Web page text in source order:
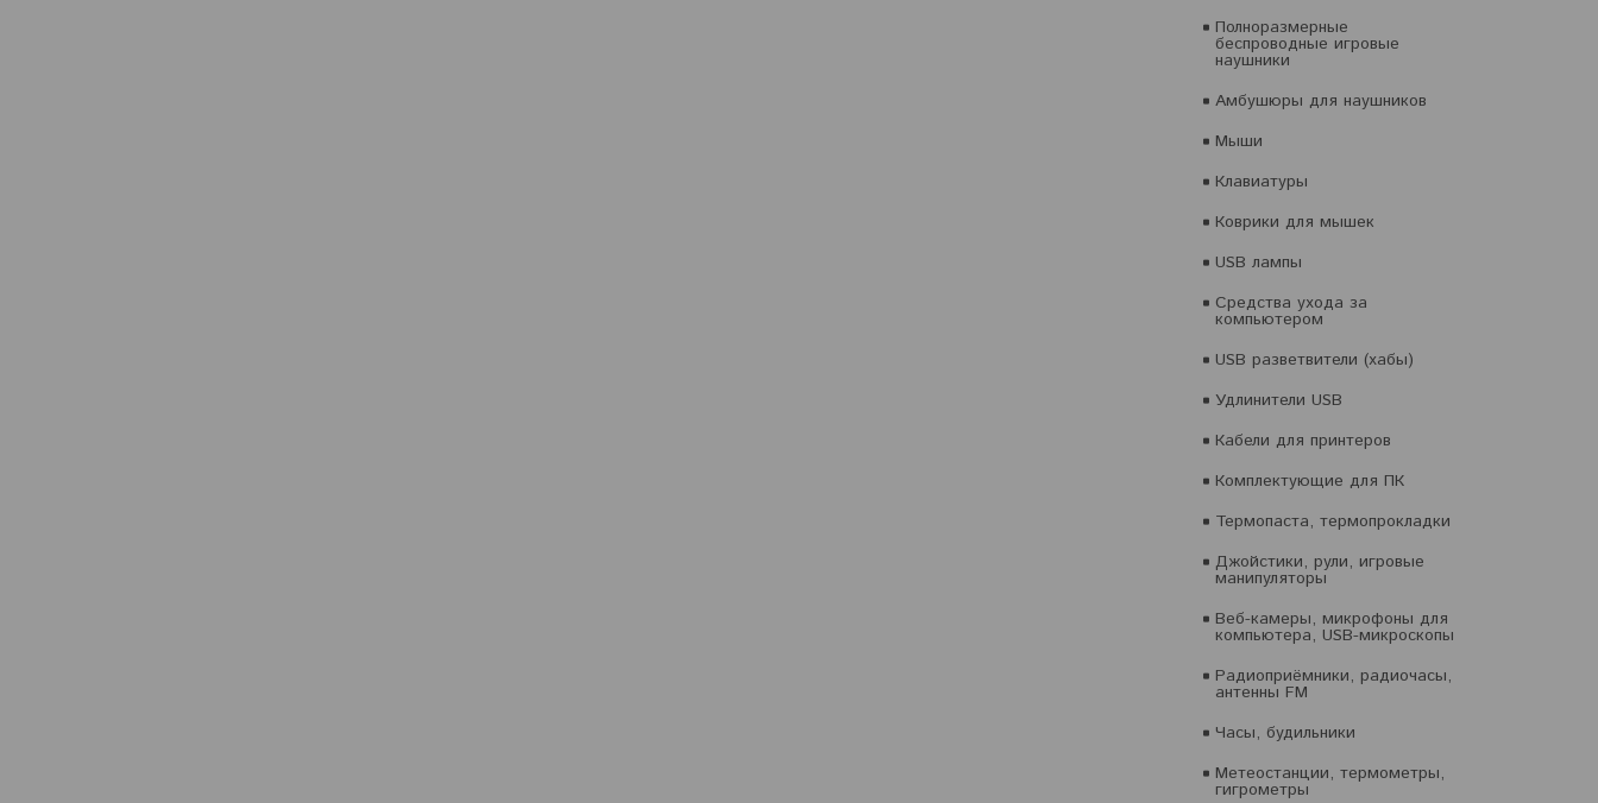
Полноразмерные
беспроводные игровые
наушники
Амбушюры для наушников
Мыши
Клавиатуры
Коврики для мышек
USB лампы
Средства ухода за
компьютером
USB разветвители (хабы)
Удлинители USB
Кабели для принтеров
Комплектующие для ПК
Термопаста, термопрокладки
Джойстики, рули, игровые
манипуляторы
Веб-камеры, микрофоны для
компьютера, USB-микроскопы
Радиоприёмники, радиочасы,
антенны FM
Часы, будильники
Метеостанции, термометры,
гигрометры